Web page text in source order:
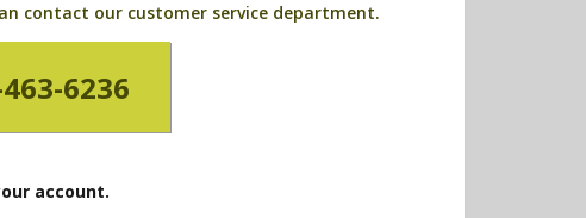
contact our customer service department.
6236
account.